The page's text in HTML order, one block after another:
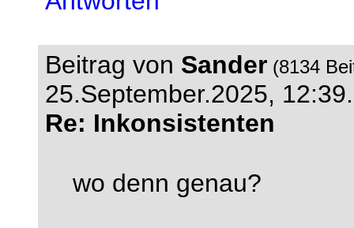
Beitrag von Sander (8134
25.September.2025, 12:39.
Re: Inkonsistenten
wo denn genau?